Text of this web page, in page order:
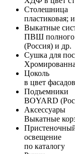
Столешница
пластиковая;
Выкатные
ПВШ полного
(Россия) и др.
Сушка для
Цоколь
в цвет
Подъемники
BOYARD
Аксессуары
Выкатные
освещение
по каталогу